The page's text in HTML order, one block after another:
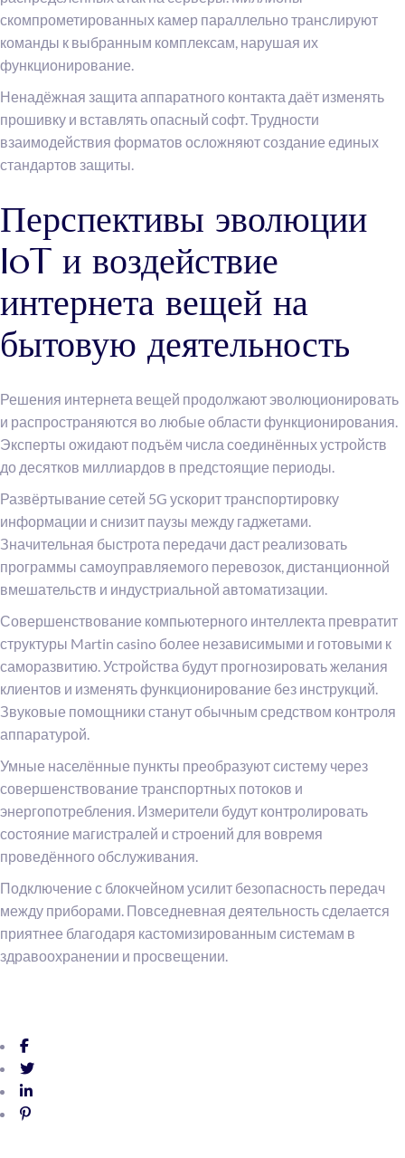
скомпрометированных камер параллельно транслируют
команды к выбранным комплексам, нарушая их
функционирование.
Ненадёжная защита аппаратного контакта даёт изменять
прошивку и вставлять опасный софт. Трудности
взаимодействия форматов осложняют создание единых
стандартов защиты.
Перспективы эволюции
IoT и воздействие
интернета вещей на
бытовую деятельность
Решения интернета вещей продолжают эволюционировать
и распространяются во любые области функционирования.
Эксперты ожидают подъём числа соединённых устройств
до десятков миллиардов в предстоящие периоды.
Развёртывание сетей 5G ускорит транспортировку
информации и снизит паузы между гаджетами.
Значительная быстрота передачи даст реализовать
программы самоуправляемого перевозок, дистанционной
вмешательств и индустриальной автоматизации.
Совершенствование компьютерного интеллекта превратит
структуры Martin casino более независимыми и готовыми к
саморазвитию. Устройства будут прогнозировать желания
клиентов и изменять функционирование без инструкций.
Звуковые помощники станут обычным средством контроля
аппаратурой.
Умные населённые пункты преобразуют систему через
совершенствование транспортных потоков и
энергопотребления. Измерители будут контролировать
состояние магистралей и строений для вовремя
проведённого обслуживания.
Подключение с блокчейном усилит безопасность передач
между приборами. Повседневная деятельность сделается
приятнее благодаря кастомизированным системам в
здравоохранении и просвещении.